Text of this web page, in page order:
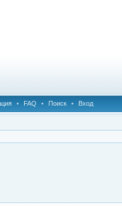
• FAQ • Поиск • Вход